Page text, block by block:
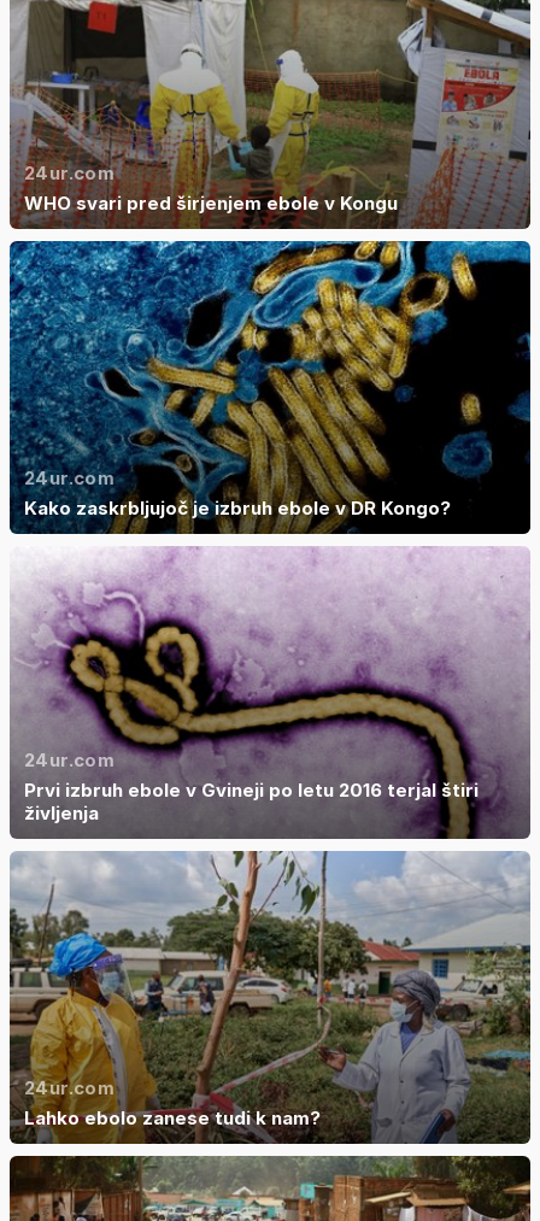
24ur.com
WHO svari pred širjenjem ebole v Kongu
24ur.com
Kako zaskrbljujoč je izbruh ebole v DR Kongo?
24ur.com
Prvi izbruh ebole v Gvineji po letu 2016 terjal štiri
življenja
24ur.com
Lahko ebolo zanese tudi k nam?